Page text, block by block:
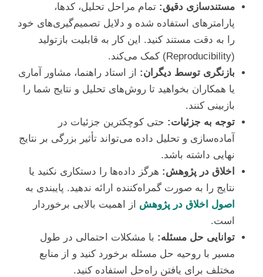
مستندسازی دقیق: تمام مراحل تحلیل، کدها،
پارامترهای استفاده شده و دلایل تصمیم‌گیری‌های خود
را به دقت مستند کنید. این کار به قابلیت بازتولید
(Reproducibility) کمک می‌کند.
بازنگری توسط دیگران: از استاد راهنما، مشاور آماری
یا همکاران بخواهید تا روش‌های تحلیل و نتایج شما را
بازبینی کنند.
توجه به جزئیات: حتی کوچکترین جزئیات در
آماده‌سازی و تحلیل داده می‌تواند تأثیر بزرگی بر نتایج
نهایی داشته باشد.
اخلاق در پژوهش: هرگز داده‌ها را دستکاری نکنید یا
نتایج را به صورت گمراه‌کننده ارائه ندهید. پایبندی به
اصول اخلاق در پژوهش از اهمیت بالایی برخوردار
است.
توانایی حل مسئله: با مشکلات احتمالی در طول
مسیر با روحیه حل مسئله برخورد کنید و از منابع
مختلف برای یافتن راه‌حل استفاده کنید.